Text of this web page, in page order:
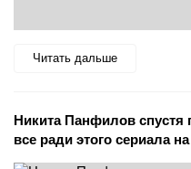
Читать дальше
Никита Панфилов спустя
все ради этого сериала